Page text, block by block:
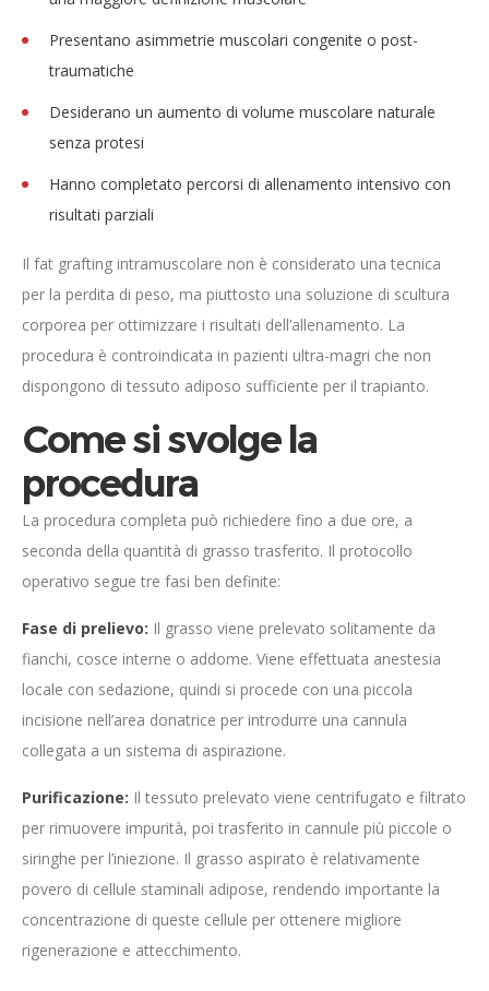
Presentano asimmetrie muscolari congenite o post-
traumatiche
Desiderano un aumento di volume muscolare naturale
senza protesi
Hanno completato percorsi di allenamento intensivo con
risultati parziali
Il fat grafting intramuscolare non è considerato una tecnica
per la perdita di peso, ma piuttosto una soluzione di scultura
corporea per ottimizzare i risultati dell’allenamento. La
procedura è controindicata in pazienti ultra-magri che non
dispongono di tessuto adiposo sufficiente per il trapianto.
Come si svolge la
procedura
La procedura completa può richiedere fino a due ore, a
seconda della quantità di grasso trasferito. Il protocollo
operativo segue tre fasi ben definite:
Fase di prelievo: Il grasso viene prelevato solitamente da
fianchi, cosce interne o addome. Viene effettuata anestesia
locale con sedazione, quindi si procede con una piccola
incisione nell’area donatrice per introdurre una cannula
collegata a un sistema di aspirazione.
Purificazione: Il tessuto prelevato viene centrifugato e filtrato
per rimuovere impurità, poi trasferito in cannule più piccole o
siringhe per l’iniezione. Il grasso aspirato è relativamente
povero di cellule staminali adipose, rendendo importante la
concentrazione di queste cellule per ottenere migliore
rigenerazione e attecchimento.